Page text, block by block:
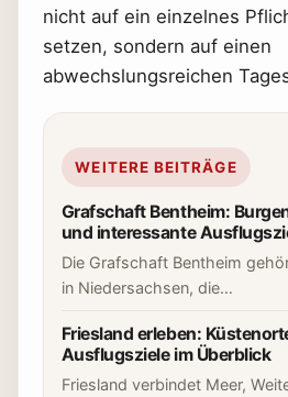
nicht auf ein einzelnes
setzen, sondern auf einen
abwechslungsreichen
WEITERE BEITRÄGE
Grafschaft Bentheim:
und interessante
Die Grafschaft Bentheim
in Niedersachsen, die…
Friesland erleben:
Ausflugsziele im Überblick
Friesland verbindet Meer,